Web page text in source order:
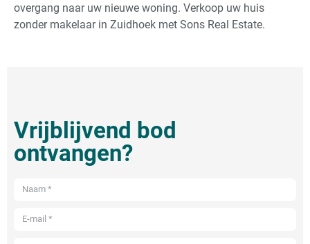
overgang naar uw nieuwe woning. Verkoop uw huis
zonder makelaar in Zuidhoek met Sons Real Estate.
Vrijblijvend bod
ontvangen?